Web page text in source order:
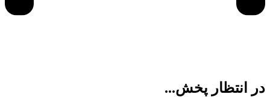
در انتظار پخش...